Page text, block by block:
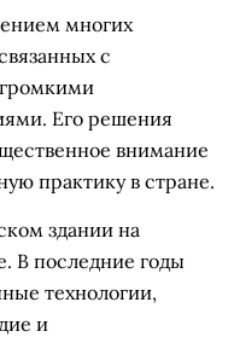
многих
с
Его решения
внимание
практику в стране.
здании на
В последние годы
технологии,
и